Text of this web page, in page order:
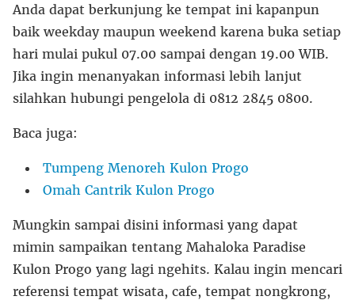
Anda dapat berkunjung ke tempat ini kapanpun
baik weekday maupun weekend karena buka setiap
hari mulai pukul 07.00 sampai dengan 19.00 WIB.
Jika ingin menanyakan informasi lebih lanjut
silahkan hubungi pengelola di 0812 2845 0800.
Baca juga:
Tumpeng Menoreh Kulon Progo
Omah Cantrik Kulon Progo
Mungkin sampai disini informasi yang dapat
mimin sampaikan tentang Mahaloka Paradise
Kulon Progo yang lagi ngehits. Kalau ingin mencari
referensi tempat wisata, cafe, tempat nongkrong,